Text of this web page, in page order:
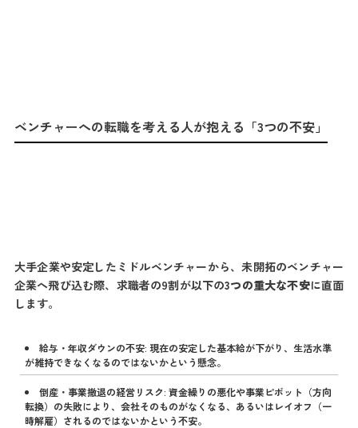
ベンチャーへの転職を考える人が抱える「3つの不安」
大手企業や安定したミドルベンチャーから、未開拓のベンチャー
企業へ飛び込む際、求職者の9割が以下の3つの重大な不安に直面
します。
給与・年収ダウンの不安: 現在の安定した基本給が下がり、生活水準
が維持できなくなるのではないかという懸念。
倒産・事業撤退の経営リスク: 資金繰りの悪化や事業ピボット（方向
転換）の失敗により、会社そのものがなくなる、あるいはレイオフ（一
時解雇）されるのではないかという不安。